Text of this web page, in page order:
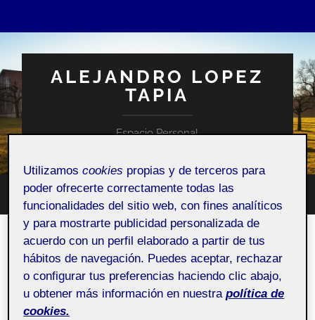
ALEJANDRO LOPEZ
TAPIA
Espacio Personal
Alternar
menú
móvil
el
Utilizamoscookies propias y de terceros para
poder ofrecerte correctamente todas las
funcionalidades del sitio web, con fines analíticos
y para mostrarte publicidad personalizada de
acuerdo con un perfil elaborado a partir de tus
hábitos de navegación. Puedes aceptar, rechazar
o configurar tus preferencias haciendo clic abajo,
u obtener más información en nuestra política de
cookies.